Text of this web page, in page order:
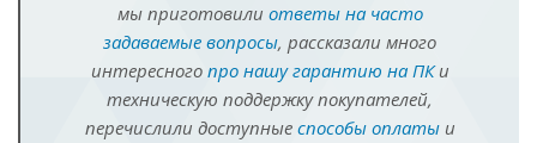
мы приготовили ответы на часто
задаваемые вопросы, рассказали много
интересного про нашу гарантию на ПКи
техническую поддержку покупателей,
перечислили доступные способы оплатыи